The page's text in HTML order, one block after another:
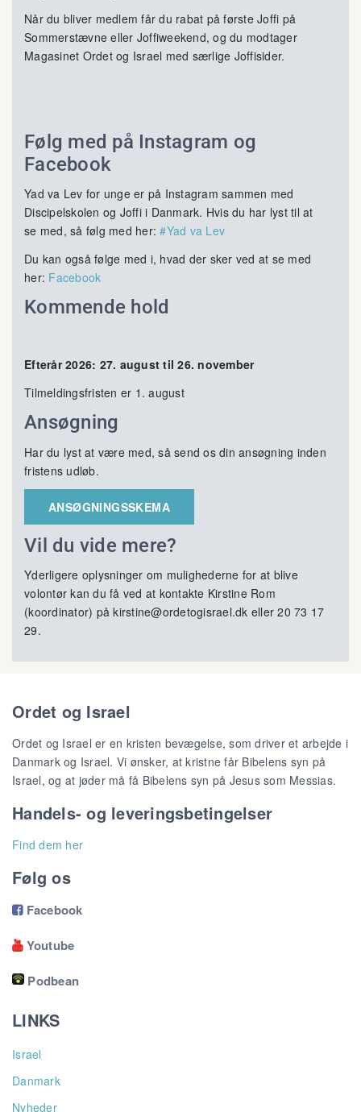
Når du bliver medlem får du rabat på første Joffi på
Sommerstævne eller Joffiweekend, og du modtager
Magasinet Ordet og Israel med særlige Joffisider.
Følg med på Instagram og
Facebook
Yad va Lev for unge er på Instagram sammen med
Discipelskolen og Joffi i Danmark. Hvis du har lyst til at
se med, så følg med her:#Yad va Lev
Du kan også følge med i, hvad der sker ved at se med
her: Facebook
Kommende hold
Efterår 2026: 27. august til 26. november
Tilmeldingsfristen er 1. august
Ansøgning
Har du lyst at være med, så send os din ansøgning inden
fristens udløb.
ANSØGNINGSSKEMA
Vil du vide mere?
Yderligere oplysninger om mulighederne for at blive
volontør kan du få ved at kontakte Kirstine Rom
(koordinator) på kirstine@ordetogisrael.dk eller 20 73 17
29.
Ordet og Israel
Ordet og Israel er en kristen bevægelse, som driver et arbejde i
Danmark og Israel. Vi ønsker, at kristne får Bibelens syn på
Israel, og at jøder må få Bibelens syn på Jesus som Messias.
Handels- og leveringsbetingelser
Find dem her
Følg os
Facebook
Youtube
Podbean
LINKS
Israel
Danmark
Nyheder